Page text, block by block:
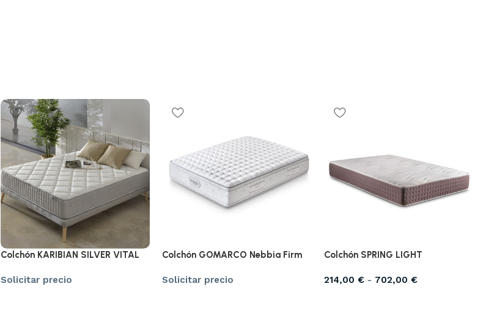
Colchón KARIBIAN SILVER VITAL
Solicitar precio
Colchón GOMARCO Nebbia Firm
Solicitar precio
Colchón SPRING LIGHT
214,00€ - 702,00€